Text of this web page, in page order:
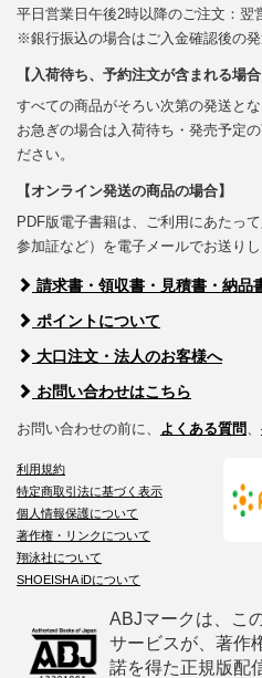
平日営業日午後2時以降のご注文：翌
※銀行振込の場合はご入金確認後の発
【入荷待ち、予約注文が含まれる場合
すべての商品がそろい次第の発送とな
お急ぎの場合は入荷待ち・発売予定
ださい。
【オンライン発送の商品の場合】
PDF版電子書籍は、ご利用にあたっ
参加証など）を電子メールでお送りし
請求書・領収書・見積書・納品
ポイントについて
大口注文・法人のお客様へ
お問い合わせはこちら
お問い合わせの前に、 よくある質問
利用規約
特定商取引法に基づく表示
個人情報保護について
著作権・リンクについて
翔泳社について
SHOEISHA iDについて
ABJマークは、こ
サービスが、著作
諾を得た正規版配